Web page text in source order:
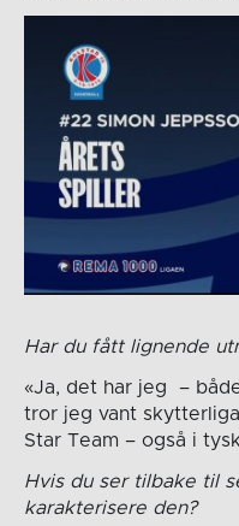
Har du fått lignende
«Ja, det har jeg –
tror jeg vant
Star Team – også i
Hvis du ser tilbake til
karakterisere den?